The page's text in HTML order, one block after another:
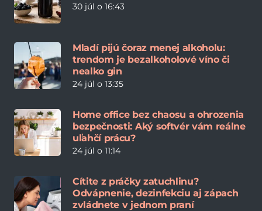
30 júl o 16:43
Mladí pijú čoraz menej alkoholu:
trendom je bezalkoholové víno či
nealko gin
24 júl o 13:35
Home office bez chaosu a ohrozenia
bezpečnosti: Aký softvér vám reálne
uľahčí prácu?
24 júl o 11:14
Cítite z práčky zatuchlinu?
Odvápnenie, dezinfekciu aj zápach
zvládnete v jednom praní